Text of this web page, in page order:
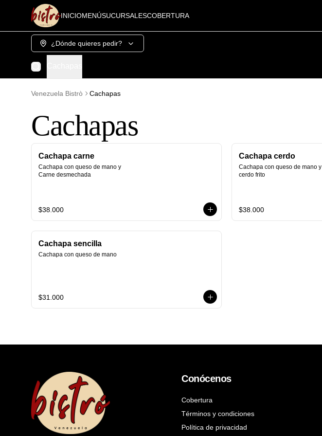
INICIOMENÚSUCURSALESCOBERTURA
¿Dónde quieres pedir?
Venezuela Bistrò Cachapas
Cachapas
Cachapa carne
Cachapa con queso de mano y
Carne desmechada
$38.000
Cachapa cerdo
Cachapa con queso de mano y
cerdo frito
$38.000
Cachapa sencilla
Cachapa con queso de mano
$31.000
Conócenos
Cobertura
Términos y condiciones
Política de privacidad